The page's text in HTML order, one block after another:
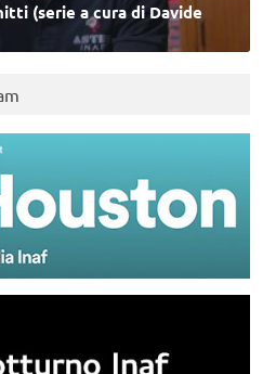
(serie a cura di Davide